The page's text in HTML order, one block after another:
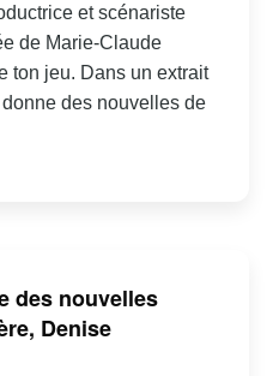
et scénariste
de Marie-Claude
ton jeu. Dans un extrait
des nouvelles de
des nouvelles
Denise